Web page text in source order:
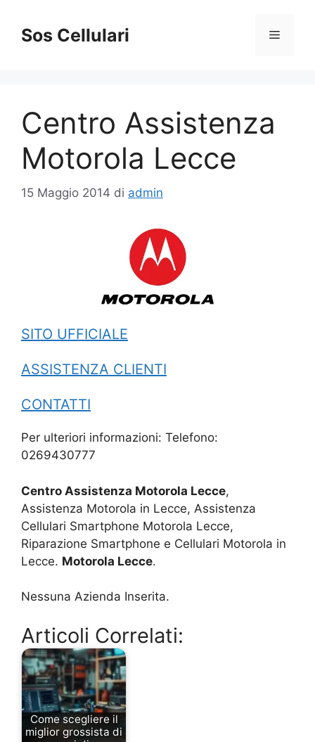
contenuto
Sos Cellulari Menu
Centro Assistenza
Motorola Lecce
15 Maggio 2014 di admin
SITO UFFICIALE
ASSISTENZA CLIENTI
CONTATTI
Per ulteriori informazioni: Telefono:
0269430777
Centro Assistenza Motorola Lecce,
Assistenza Motorola in Lecce, Assistenza
Cellulari Smartphone Motorola Lecce,
Riparazione Smartphone e Cellulari Motorola in
Lecce. Motorola Lecce.
Nessuna Azienda Inserita.
Articoli Correlati:
Come scegliere il
miglior grossista di